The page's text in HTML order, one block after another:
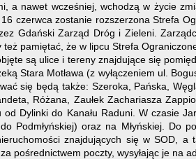
a nawet wcześniej, wchodzą w życie
czerwca zostanie rozszerzona Strefa
Gdański Zarząd Dróg i Zieleni.
też pamiętać, że w lipcu Strefa
są ulice i tereny znajdujące się
Stara Motława (z wyłączeniem ul.
się będą także: Szeroka, Pańska,
Różana, Zaułek Zachariasza
Dylinki do Kanału Raduni. W czasie
Podmłyńskiej) oraz na Młyńskiej. Do
znajdujących się w SOD,
pośrednictwem poczty, wysyłając je